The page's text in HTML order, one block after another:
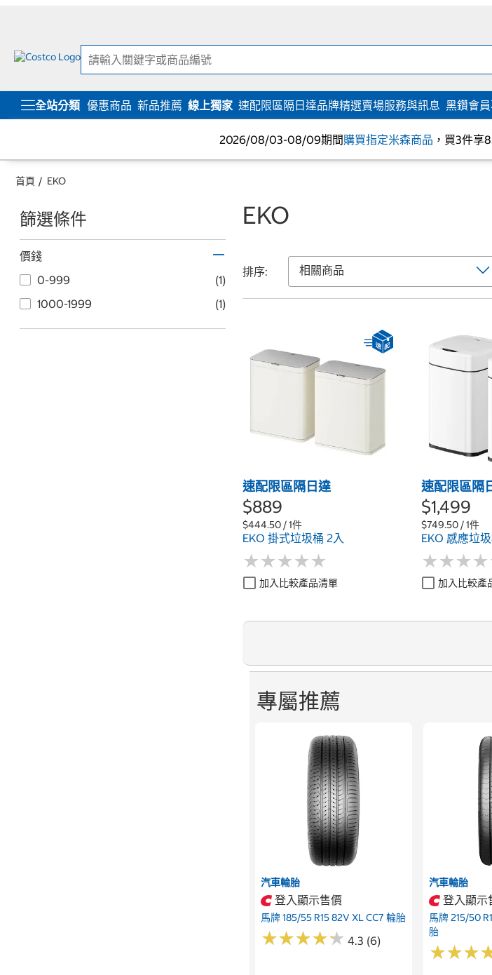
全站分類 優惠商品 新品推薦 線上獨家 速配限區隔日達品牌精選賣場服務與訊息 黑鑽會
2026/08/03-08/09期間購買指定米森商品 ，買3件享
首頁 EKO
篩選條件
價錢
0-999
(1)
1000-1999
(1)
EKO
排序:
速配限區隔日達
$889
$444.50 / 1件
EKO 掛式垃圾桶 2入
★★★★★
★★★★★
加入比較產品清單
速配限區隔
$1,499
$749.50 / 1件
EKO 感應垃
★★★★
★★★★
加入比較產
專屬推薦
汽車輪胎
登入顯示售價
馬牌 185/55 R15 82V XL CC7 輪胎
★★★★★
★★★★★ 4.3 (6)
汽車輪胎
登入顯示
馬牌 215/50
胎
★★★
★★★